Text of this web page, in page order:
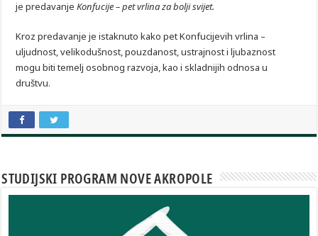
je predavanjeKonfucije – pet vrlina za bolji svijet.
Kroz predavanje je istaknuto kako pet Konfucijevih vrlina –
uljudnost, velikodušnost, pouzdanost, ustrajnost i ljubaznost
mogu biti temelj osobnog razvoja, kao i skladnijih odnosa u
društvu.
STUDIJSKI PROGRAM NOVE AKROPOLE